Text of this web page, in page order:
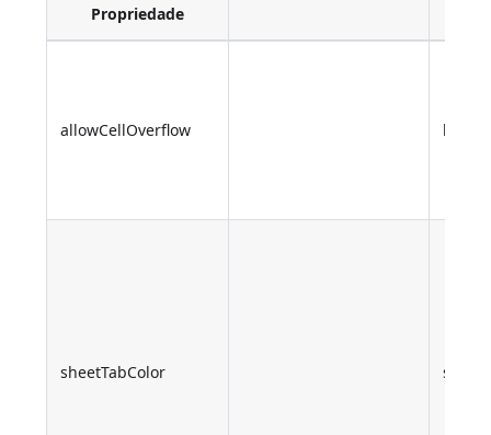
Propriedade
allowCellOverflow
sheetTabColor string